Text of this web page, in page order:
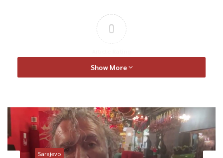
0
Show More
Sarajevo